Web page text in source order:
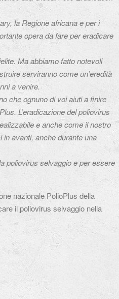
la Regione africana e per i
opera da fare per eradicare
Ma abbiamo fatto notevoli
serviranno come un’eredità
a venire.
che ognuno di voi aiuti a finire
L’eradicazione del poliovirus
e anche come il nostro
avanti, anche durante una
poliovirus selvaggio e per essere
nazionale PolioPlus della
il poliovirus selvaggio nella